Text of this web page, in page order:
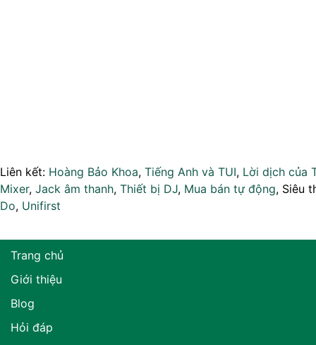
Liên kết: Hoàng Bảo Khoa, Tiếng Anh và TUI, Lời dịch của
Mixer, Jack âm thanh, Thiết bị DJ, Mua bán tự động, Siêu
Do, Unifirst
Trang chủ
Giới thiệu
Blog
Hỏi đáp